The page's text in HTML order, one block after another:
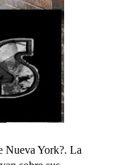
Nueva York?. La